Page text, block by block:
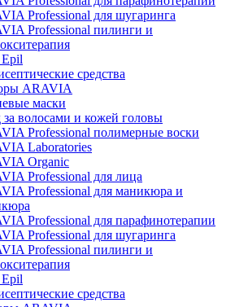
Professional для шугаринга
Professional пилинги и
Epil
средства
ARAVIA
маски
за волосами и кожей головы
Professional полимерные воски
Laboratories
Organic
Professional для лица
Professional для маникюра и
Professional для парафинотерапии
Professional для шугаринга
Professional пилинги и
Epil
средства